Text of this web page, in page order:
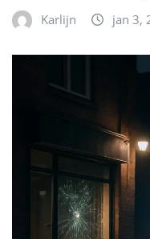
Karlijn jan 3,